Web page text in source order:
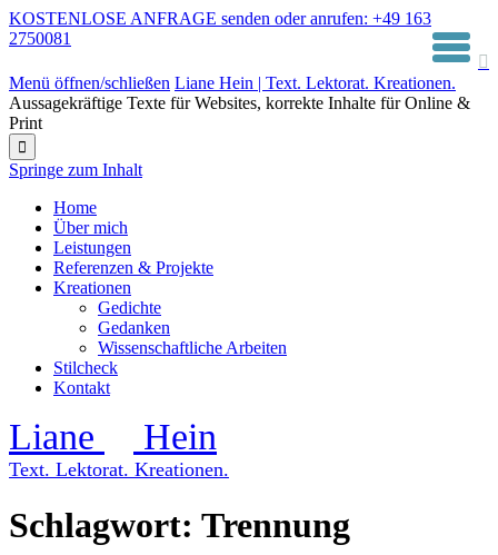
KOSTENLOSE ANFRAGE senden oder anrufen: +49 163
2750081

Menü öffnen/schließen Liane Hein | Text. Lektorat. Kreationen.
Aussagekräftige Texte für Websites, korrekte Inhalte für Online &
Print

Springe zum Inhalt
Home
Über mich
Leistungen
Referenzen & Projekte
Kreationen
Gedichte
Gedanken
Wissenschaftliche Arbeiten
Stilcheck
Kontakt
Liane Hein
Text. Lektorat. Kreationen.
Schlagwort: Trennung